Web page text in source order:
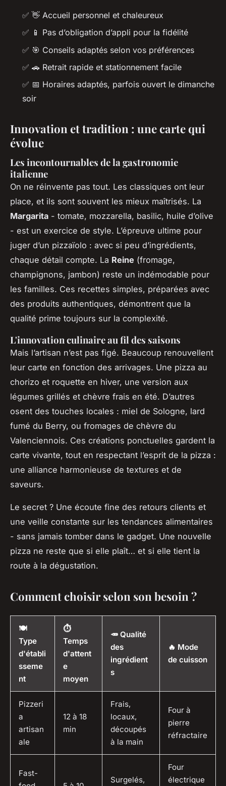
✅ 👋 Accueil personnel et chaleureux
✅ 📱 Pas d’obligation d’appli pour la fidélité
✅ 🎯 Conseils adaptés selon vos préférences
✅ 🚗 Retrait rapide et stationnement facile
✅ 📅 Horaires adaptés, parfois ouvert le dimanche
soir
Innovation et tradition : une carte qui
évolue
Les incontournables de la gastronomie
italienne
On ne réinvente pas tout. Les classiques ont leur
place, et ils sont souvent les mieux maîtrisés. La
Margarita - tomate, mozzarella, basilic, huile d’olive
- est un exercice de style. L’épreuve ultime pour
juger d’un pizzaïolo : avec si peu d’ingrédients,
chaque détail compte. La Reine (fromage,
champignons, jambon) reste un indémodable pour
les familles. Ces recettes simples, préparées avec
des produits authentiques, démontrent que la
qualité prime toujours sur la complexité.
L'innovation culinaire au fil des saisons
Mais l’artisan n’est pas figé. Beaucoup renouvellent
leur carte en fonction des arrivages. Une pizza au
chorizo et roquette en hiver, une version aux
légumes grillés et chèvre frais en été. D’autres
osent des touches locales : miel de Sologne, lard
fumé du Berry, ou fromages de chèvre du
Valenciennois. Ces créations ponctuelles gardent la
carte vivante, tout en respectant l’esprit de la pizza :
une alliance harmonieuse de textures et de
saveurs.
Le secret ? Une écoute fine des retours clients et
une veille constante sur les tendances alimentaires
- sans jamais tomber dans le gadget. Une nouvelle
pizza ne reste que si elle plaît… et si elle tient la
route à la dégustation.
Comment choisir selon son besoin ?
🍽️
Type
d'établi
sseme
nt
⏱️
Temps
d'attent
e
moyen
🥕 Qualité
des
ingrédient
s
🔥 Mode
de cuisson
Pizzeri
a
artisan
ale
12 à 18
min
Frais,
locaux,
découpés
à la main
Four à
pierre
réfractaire
Fast-
Surgelés,
Four
électrique